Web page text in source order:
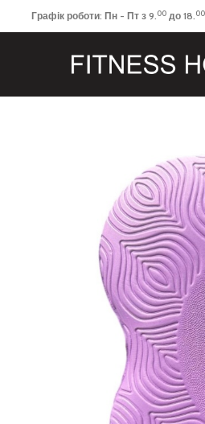
Графік роботи: Пн - Пт з 9.00до 18.00